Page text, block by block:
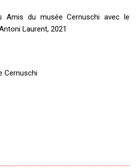
Amis du musée Cernuschi avec le
Laurent, 2021
Cernuschi